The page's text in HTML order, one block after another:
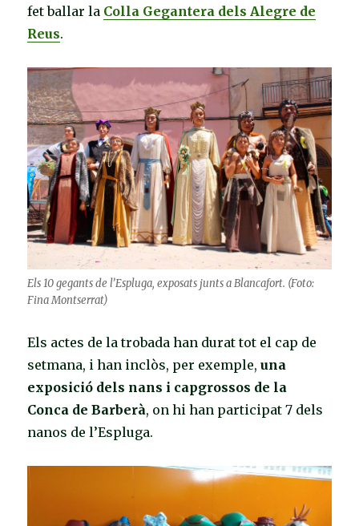
fet ballar la Colla Gegantera dels Alegre de
Reus.
Els 10 gegants de l’Espluga, exposats junts a Blancafort. (Foto:
Fina Montserrat)
Els actes de la trobada han durat tot el cap de
setmana, i han inclòs, per exemple,una
exposició dels nans i capgrossos de la
Conca de Barberà, on hi han participat 7 dels
nanos de l’Espluga.